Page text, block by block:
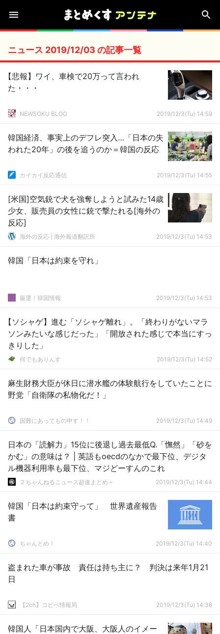
ニュース 2019/12/03 の記事一覧
【悲報】ワイ、車検で20万って言われ
た・・・
NEWSOKU BLOG 2019/12/3(Tu) 14:59
韓国経済、事実上のデフレ突入…「日本の失
われた20年」の後を追うのか＝韓国の反応
カイカイ反応通信 2019/12/3(Tu) 14:55
[米国]空気銃で犬を強奪しようと試みた14歳
少女、販売員の女性に銃で撃たれる[海外の
反応]
海外の反応 | 海外報道翻訳所 2019/12/3(Tu) 14:53
韓国「日本は約束を守れ」
厳選！韓国情報 2019/12/3(Tu) 14:53
【ソシャゲ】進む「ソシャゲ離れ」。「終わりがないマラ
ソンみたいな感じだった」「開放された感じで本当にすっ
きりした」
何でもありんす 2019/12/3(Tu) 14:52
麻生財務大臣が休日に潜水艦の体験航行をしていたことに
野党「自衛隊の私物化だ！」
国難にあってもの申す！！ 2019/12/3(Tu) 14:49
日本の「読解力」15位に後退し過去最低Q.「憮然」「砂を
かむ」の意味は？ | 英語もoecdのなかで最下位、デジタ
ル機器利用率も最下位、マジどーすんのこれ
２ちゃんねるニュース超速まとめ＋ 2019/12/3(Tu) 14:44
韓国「日本は約束守って」 世界遺産報告
書
ちゃんとめ！ 2019/12/3(Tu) 14:40
盗まれた車が事故 責任は持ち主に？ 判決は来年1月21
日
【2ch】コピペ情報局 2019/12/3(Tu) 14:38
韓国人「日本国内で大阪、大阪人のイメー